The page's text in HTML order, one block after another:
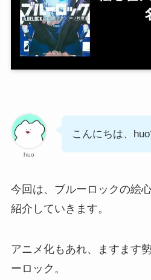
huo
こんにちは、
今回は、ブルーロックの絵
紹介していきます。
アニメ化もあれ、ますます
ーロック。